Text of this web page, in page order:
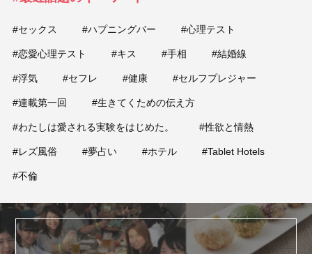
#セックス #ハプニングバー #心理テスト
#恋愛心理テスト #キス #手相 #結婚線
#浮気 #セフレ #健康 #セルフプレジャー
#連載第一回 #生きてくための伝え方
#わたしは愛される実験をはじめた。 #性欲と情熱
#レズ風俗 #夢占い #ホテル #Tablet Hotels
#不倫